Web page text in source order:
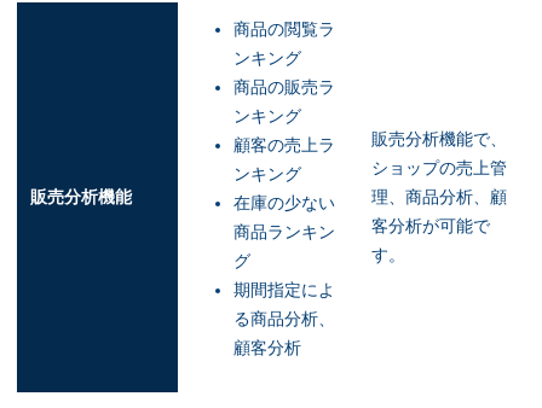
販売分析機能
商品の閲覧ラ
ンキング
商品の販売ラ
ンキング
顧客の売上ラ
ンキング
在庫の少ない
商品ランキン
グ
期間指定によ
る商品分析、
顧客分析
販売分析機能で、
ショップの売上管
理、商品分析、顧
客分析が可能で
す。